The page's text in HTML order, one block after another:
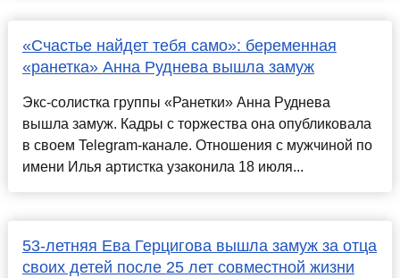
«Счастье найдет тебя само»: беременная
«ранетка» Анна Руднева вышла замуж
Экс-солистка группы «Ранетки» Анна Руднева
вышла замуж. Кадры с торжества она опубликовала
в своем Telegram-канале. Отношения с мужчиной по
имени Илья артистка узаконила 18 июля...
53-летняя Ева Герцигова вышла замуж за отца
своих детей после 25 лет совместной жизни